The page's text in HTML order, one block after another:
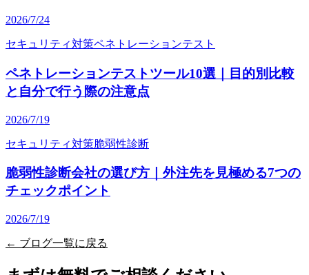
2026/7/24
セキュリティ対策ペネトレーションテスト
ペネトレーションテストツール10選｜目的別比較
と自分で行う際の注意点
2026/7/19
セキュリティ対策脆弱性診断
脆弱性診断会社の選び方｜外注先を見極める7つの
チェックポイント
2026/7/19
← ブログ一覧に戻る